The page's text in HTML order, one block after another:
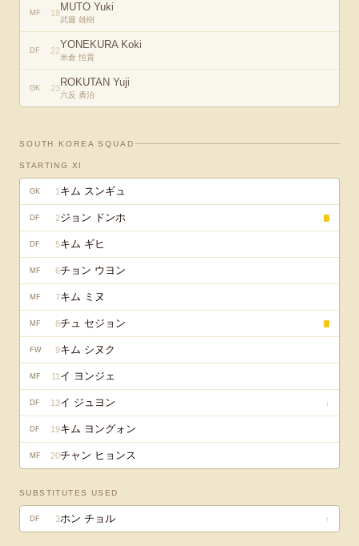
MF 18MUTO Yuki
武藤 雄樹
DF 22YONEKURA Koki
米倉 恒貴
GK 23ROKUTAN Yuji
六反 勇治
SOUTH KOREA SQUAD
STARTING XI
GK 1 キム スンギュ
DF 2ジョン ドンホ
DF 5キム ギヒ
MF 6チョン ウヨン
MF 7キム ミヌ
MF 8チュ セジョン
FW 9キム シヌク
MF 11 イ ヨンジェ
DF 13イ ジュヨン ↓
DF 19キム ヨングォン
MF 20チャン ヒョンス
SUBSTITUTES USED
DF 3ホン チョル ↑